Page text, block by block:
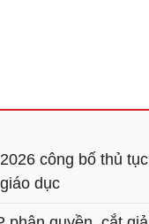
công bố thủ
dục